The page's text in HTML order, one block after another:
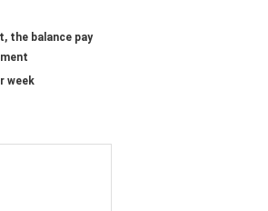
the balance pay
week